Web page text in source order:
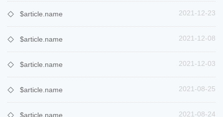
$article.name 2021-12-23
$article.name 2021-12-08
$article.name 2021-12-03
$article.name 2021-08-25
$article.name 2021-08-24